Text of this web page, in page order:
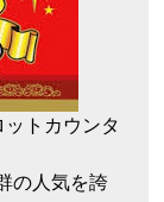
トカウンタ
の人気を誇